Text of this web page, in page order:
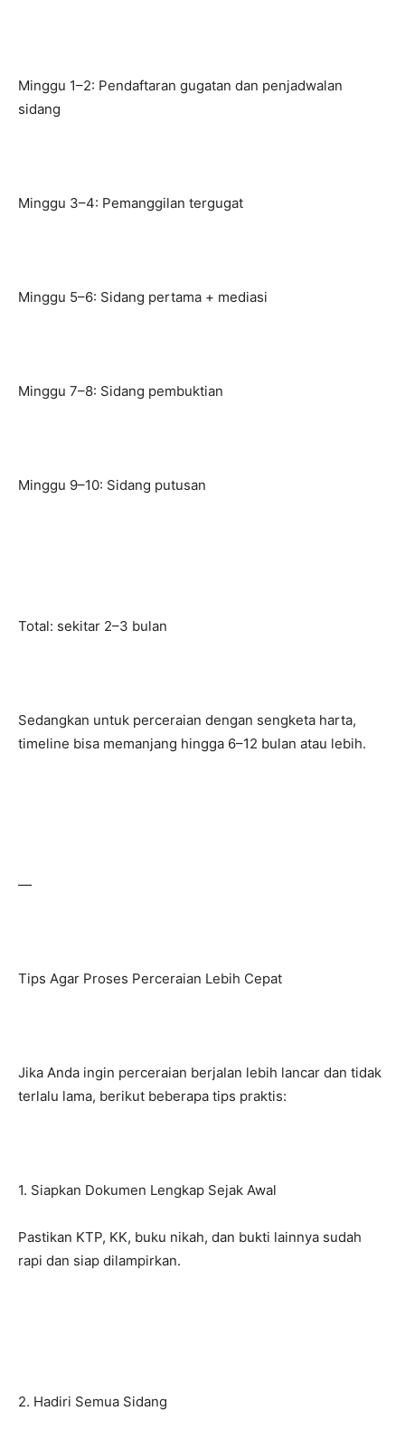
Minggu 1–2: Pendaftaran gugatan dan penjadwalan
sidang
Minggu 3–4: Pemanggilan tergugat
Minggu 5–6: Sidang pertama + mediasi
Minggu 7–8: Sidang pembuktian
Minggu 9–10: Sidang putusan
Total: sekitar 2–3 bulan
Sedangkan untuk perceraian dengan sengketa harta,
timeline bisa memanjang hingga 6–12 bulan atau lebih.
—
Tips Agar Proses Perceraian Lebih Cepat
Jika Anda ingin perceraian berjalan lebih lancar dan tidak
terlalu lama, berikut beberapa tips praktis:
1. Siapkan Dokumen Lengkap Sejak Awal
Pastikan KTP, KK, buku nikah, dan bukti lainnya sudah
rapi dan siap dilampirkan.
2. Hadiri Semua Sidang